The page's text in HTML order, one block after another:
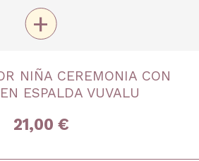
8 años 10 años
12 años
+
NIÑA CEREMONIA CON
ESPALDA VUVALU
21,00 €